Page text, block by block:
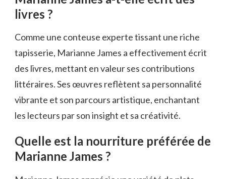
livres ?
Comme une conteuse experte tissant une riche
tapisserie, Marianne James a effectivement écrit
des livres, mettant en valeur ses contributions
littéraires. Ses œuvres reflètent sa personnalité
vibrante et son parcours artistique, enchantant
les lecteurs par son insight et sa créativité.
Quelle est la nourriture préférée de
Marianne James ?